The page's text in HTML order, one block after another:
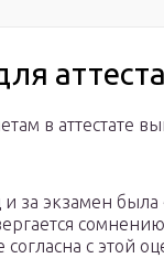
в аттестате
за экзамен была
с этой